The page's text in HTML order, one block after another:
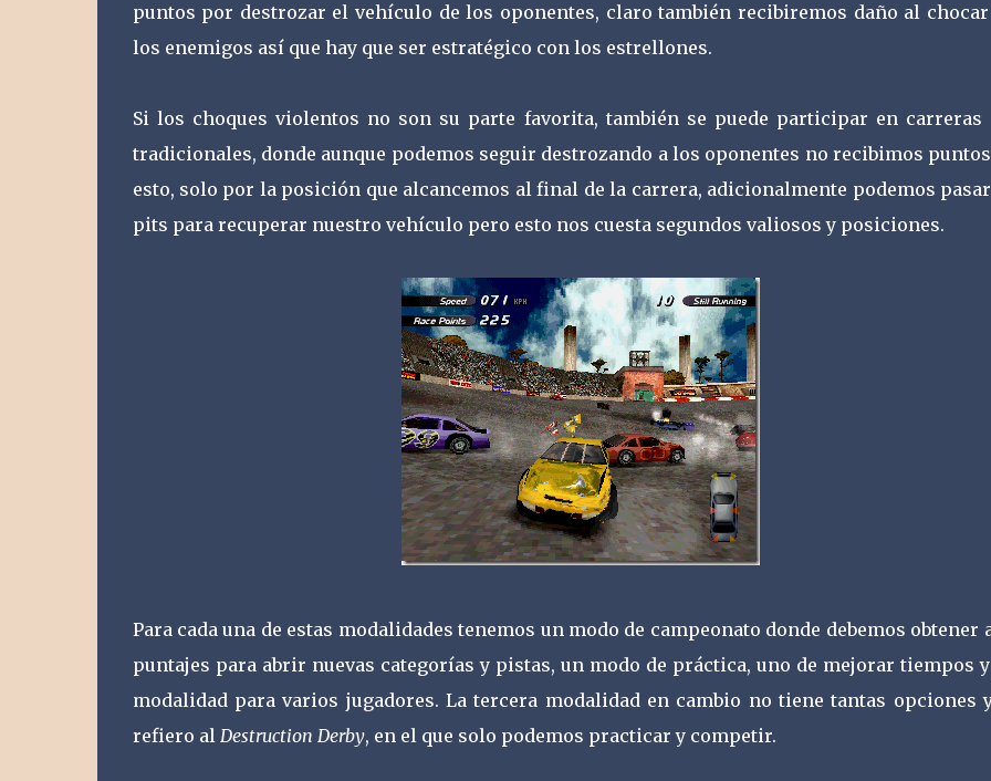
puntos por destrozar el vehículo de los oponentes, claro también recibiremos daño al
los enemigos así que hay que ser estratégico con los estrellones.
Si los choques violentos no son su parte favorita, también se puede participar en carreras
tradicionales, donde aunque podemos seguir destrozando a los oponentes no recibimos
esto, solo por la posición que alcancemos al final de la carrera, adicionalmente podemos
pits para recuperar nuestro vehículo pero esto nos cuesta segundos valiosos y posiciones.
Para cada una de estas modalidades tenemos un modo de campeonato donde debemos obtener
puntajes para abrir nuevas categorías y pistas, un modo de práctica, uno de mejorar tiempos
modalidad para varios jugadores. La tercera modalidad en cambio no tiene tantas opciones
refiero al Destruction Derby, en el que solo podemos practicar y competir.